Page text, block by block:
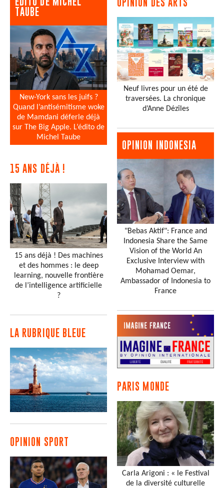
TAUBE
New-York sans les juifs ?
Quand l’antisémitisme woke
de Mamdani déferle déjà
sur The Big Apple. L’édito de
Michel Taube
15 ANS DÉJÀ !
15 ans déjà ! Des machines
et des hommes : le deep
learning, nouvelle frontière
de l’intelligence artificielle
?
LA RUBRIQUE BLEUE
OPINION SPORT
Neuf livres pour un été de
traversées. La chronique
d’Anne Dézîles
OPINION INDONESIA
"Bebas Aktif": France and
Indonesia Share the Same
Vision of the World An
Exclusive Interview with
Mohamad Oemar,
Ambassador of Indonesia to
France
PARIS MONDE
Carla Arigoni : « le Festival
de la diversité culturelle